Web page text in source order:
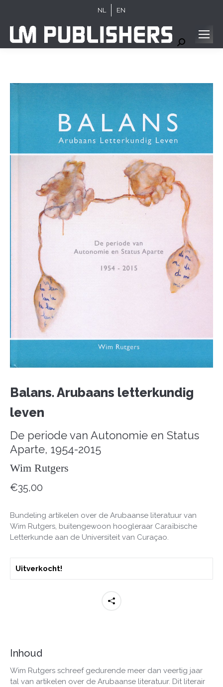
NL EN
Search:
Balans. Arubaans letterkundig
leven
De periode van Autonomie en Status
Aparte, 1954-2015
Wim Rutgers
€35,00
Bundeling artikelen over de Arubaanse literatuur van
Wim Rutgers, buitengewoon hoogleraar Caraïbische
Letterkunde aan de Universiteit van Curaçao.
Uitverkocht!
Inhoud
Wim Rutgers schreef gedurende meer dan veertig jaar
tal van artikelen over de Arubaanse literatuur. Dit literair